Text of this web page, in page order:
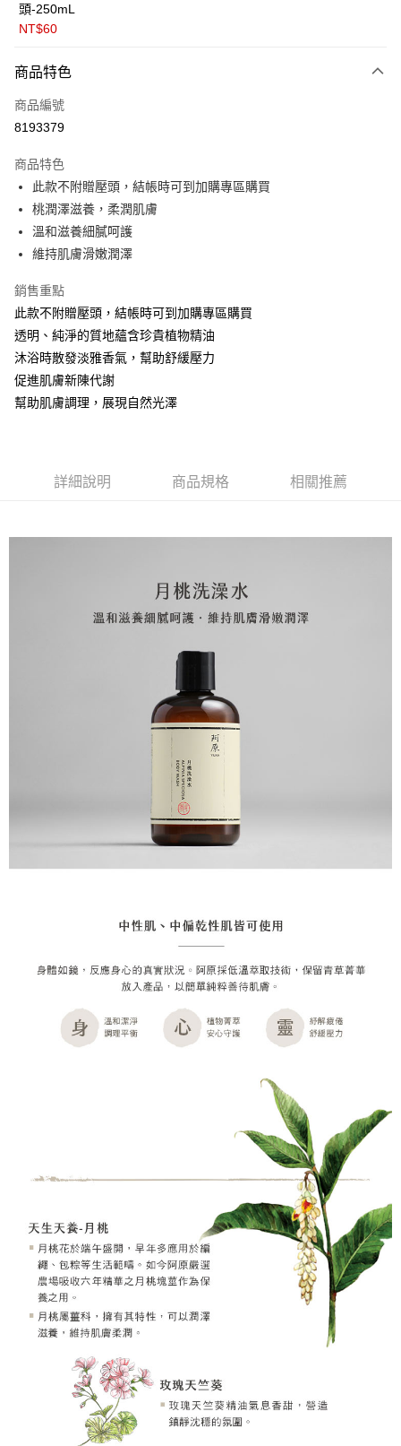
大哥付你分期
相關說明
1.本服務由台灣大哥大提供，台灣大哥大用戶可立即使用無須另外申請。
流程，驗證手機門號後，選擇欲分期的期數、繳款截止日，確認付款後即完
成交易。
消。如遇「轉專審核」未通過狀況，表示未達大哥付你分期系統評分，恕無
法說明評估內容。
【繳款方式說明】
1.分期款項不併入電信帳單，「大哥付你分期」於每月結算日後寄送繳費提
醒簡訊。
2.透過簡訊連結打開帳單後，可選擇「超商條碼／台灣大直營門市／銀行轉
【注意事項】
1.本服務係由「台灣大哥大股份有限公司」（以下簡稱本公司）所提供，讓
用戶於交易時，得透過本服務購買商品或服務，並由商店將買賣／分期付款
2.基於同意付款使用「大哥付你分期」之契約關係目的，商店將以您的個人
資料（包含姓名、電話或地址）提供予台灣大哥大進項蒐集、處理及利用，
由本公司與您本人進行分期帳單所需資料之確認、核對及更正。
3.完整用戶服務條款，請詳閱以下連結：
AFTEE先享後付
【關於「AFTEE先享後付」】
AFTEE先享後付是「在收到商品之後才付款」的支付方式。 讓您購物簡單
１．簡單：不需註冊會員、不需綁卡、不需儲值。
３．安心：先確認商品／服務後，再付款。
【「AFTEE先享後付」結帳流程】
１．於結帳方式選擇「AFTEE先享後付」後，將跳轉至「AFTEE先享後付」
結帳頁面，進行簡訊認證並確認金額後，即可完成結帳。
３．收到繳費通知簡訊後14天內，點擊此簡訊中的連結，可透過四大超商／
ATM／網路銀行／等多元方式進行付款，方視為交易完成。
※ 請注意：結帳手續完成當下不需立刻繳費，但若您需要取消訂單，請聯絡
購買商品的店家。未經商家同意取消之訂單仍視為有效，需透過AFTEE先享
後付繳納相關費用。
是否繳費成功／繳費後需取消欲退款等相關疑問，請聯繫「AFTEE先享後付
客戶支援中心」https://netprotections.freshdesk.com/support/home
權轉讓予恩沛科技股份有限公司。
４．使用「AFTEE先享後付」時，將依據個別帳號之用戶狀況，依本公司即
時審查核予不同之上限額度；若仍有額度不足之情形，本公司將視審查結果
請求用戶進行身份認證。
ATM付款
運送方式
每筆NT$100，滿NT$1,000(含以上)免運費
❌未開放，選取系統將直接取消訂單❌
⭕超取僅提供付款後7-11取貨
每筆NT$100，滿NT$1,000(含以上)免運費
黑貓宅配｜線上支付
每筆NT$100，滿NT$1,000(含以上)免運費
頭-250mL
NT$60
商品特色
商品編號
8193379
商品特色
此款不附贈壓頭，結帳時可到加購專區購買
桃潤澤滋養，柔潤肌膚
溫和滋養細膩呵護
維持肌膚滑嫩潤澤
銷售重點
此款不附贈壓頭，結帳時可到加購專區購買
透明、純淨的質地蘊含珍貴植物精油
沐浴時散發淡雅香氣，幫助舒緩壓力
促進肌膚新陳代謝
幫助肌膚調理，展現自然光澤
詳細說明 商品規格 相關推薦